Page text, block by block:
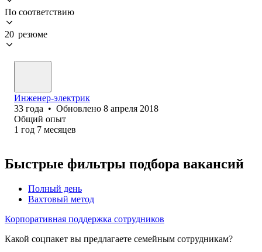
По соответствию
20 резюме
Инженер-электрик
33 года • Обновлено 8 апреля 2018
Общий опыт
1 год 7 месяцев
Быстрые фильтры подбора вакансий
Полный день
Вахтовый метод
Корпоративная поддержка сотрудников
Какой соцпакет вы предлагаете семейным сотрудникам?